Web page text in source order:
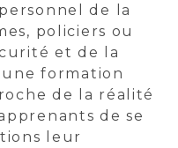
de la
policiers ou
et de la
formation
de la réalité
de se
leur